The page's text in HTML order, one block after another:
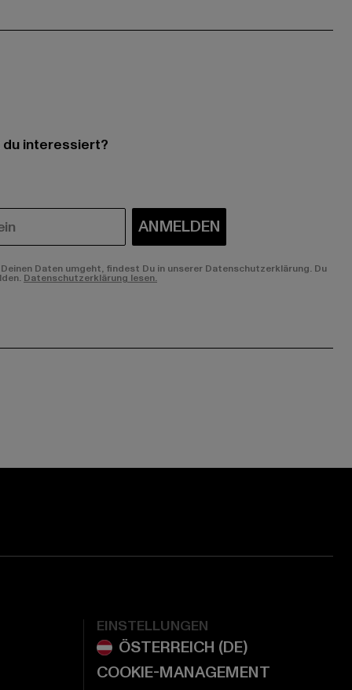
interessiert?
ANMELDEN
Daten umgeht, findest Du in unserer Datenschutzerklärung. Du
Datenschutzerklärung lesen.
page:channel:
EINSTELLUNGEN
COOKIE-MANAGEMENT